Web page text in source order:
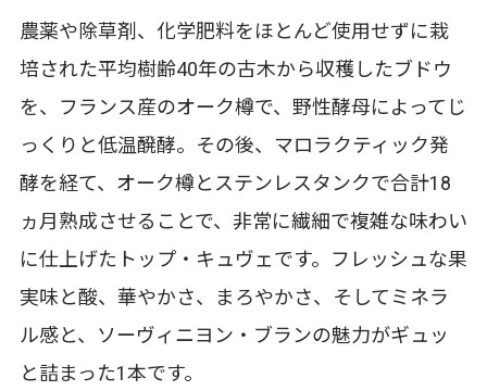
農薬や除草剤、化学肥料をほとんど使用せずに栽
培された平均樹齢40年の古木から収穫したブドウ
を、フランス産のオーク樽で、野性酵母によってじ
っくりと低温醗酵。その後、マロラクティック発
酵を経て、オーク樽とステンレスタンクで合計18
ヵ月熟成させることで、非常に繊細で複雑な味わい
に仕上げたトップ・キュヴェです。フレッシュな果
実味と酸、華やかさ、まろやかさ、そしてミネラ
ル感と、ソーヴィニヨン・ブランの魅力がギュッ
と詰まった1本です。